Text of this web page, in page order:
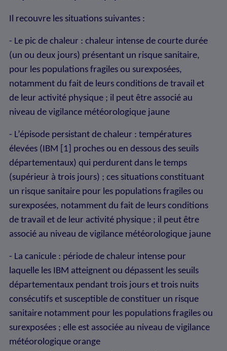
Il recouvre les situations suivantes :
- Le pic de chaleur : chaleur intense de courte durée
(un ou deux jours) présentant un risque sanitaire,
pour les populations fragiles ou surexposées,
notamment du fait de leurs conditions de travail et
de leur activité physique ; il peut être associé au
niveau de vigilance météorologique jaune
- L’épisode persistant de chaleur : températures
élevées (IBM [1] proches ou en dessous des seuils
départementaux) qui perdurent dans le temps
(supérieur à trois jours) ; ces situations constituant
un risque sanitaire pour les populations fragiles ou
surexposées, notamment du fait de leurs conditions
de travail et de leur activité physique ; il peut être
associé au niveau de vigilance météorologique jaune
- La canicule : période de chaleur intense pour
laquelle les IBM atteignent ou dépassent les seuils
départementaux pendant trois jours et trois nuits
consécutifs et susceptible de constituer un risque
sanitaire notamment pour les populations fragiles ou
surexposées ; elle est associée au niveau de vigilance
météorologique orange